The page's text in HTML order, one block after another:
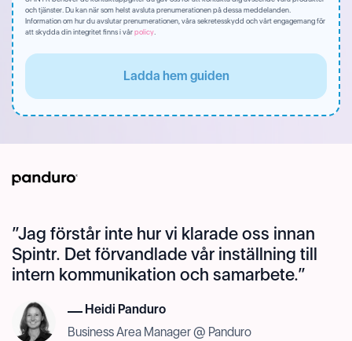
och tjänster. Du kan när som helst avsluta prenumerationen på dessa meddelanden.
Information om hur du avslutar prenumerationen, våra sekretesskydd och vårt engagemang för
att skydda din integritet finns i vårpolicy
Jag förstår inte hur vi klarade oss innan
Spintr. Det förvandlade vår inställning till
intern kommunikation och samarbete.
Heidi Panduro
Business Area Manager @ Panduro